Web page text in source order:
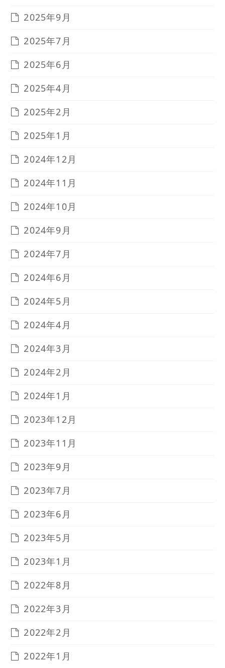
2025年9月
2025年7月
2025年6月
2025年4月
2025年2月
2025年1月
2024年12月
2024年11月
2024年10月
2024年9月
2024年7月
2024年6月
2024年5月
2024年4月
2024年3月
2024年2月
2024年1月
2023年12月
2023年11月
2023年9月
2023年7月
2023年6月
2023年5月
2023年1月
2022年8月
2022年3月
2022年2月
2022年1月